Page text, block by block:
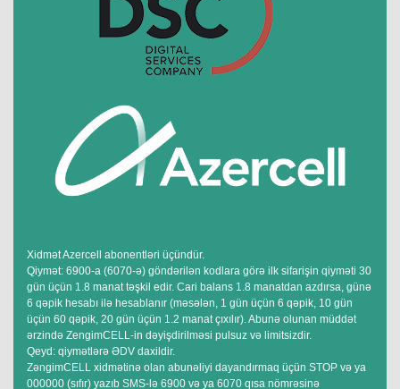
Xidmət Azercell abonentləri üçündür.
Qiymət: 6900-a (6070-ə) göndərilən kodlara görə ilk sifarişin qiyməti 30
gün üçün 1.8 manat təşkil edir. Cari balans 1.8 manatdan azdırsa, günə
6 qəpik hesabı ilə hesablanır (məsələn, 1 gün üçün 6 qəpik, 10 gün
üçün 60 qəpik, 20 gün üçün 1.2 manat çıxılır). Abunə olunan müddət
ərzində ZengimCELL-in dəyişdirilməsi pulsuz və limitsizdir.
Qeyd: qiymətlərə ƏDV daxildir.
ZəngimCELL xidmətinə olan abunəliyi dayandırmaq üçün STOP və ya
000000 (sıfır) yazıb SMS-lə 6900 və ya 6070 qısa nömrəsinə